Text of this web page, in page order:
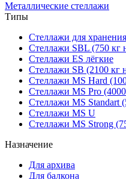
Металлические стеллажи
Типы
Стеллажи для
Стеллажи SBL (750 кг
Стеллажи ES лёгкие
Стеллажи SB (2100 кг
Стеллажи MS Hard
Стеллажи MS Pro
Стеллажи MS Standart
Стеллажи MS U
Стеллажи MS Strong
Назначение
Для архива
Для балкона